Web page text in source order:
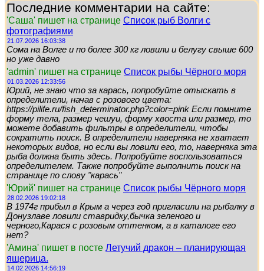
Последние комментарии на сайте:
'Саша' пишет на странице Список рыб Волги с
фотографиями
21.07.2026 16:03:38
Сома на Волге и по более 300 кг ловили и белугу свыше 600
но уже давно
'admin' пишет на странице Список рыбы Чёрного моря
01.03.2026 12:33:56
Юрий, не знаю что за карась, попробуйте отыскать в
определители, начав с розового цвета:
https://pilife.ru/fish_determinator.php?color=pink Если помните
форму тела, размер чешуи, форму хвоста или размер, то
можете добавить фильтры в определители, чтобы
сократить поиск. В определители наверняка не хватает
некоторых видов, но если вы ловили его, то, наверняка эта
рыба должна быть здесь. Попробуйте воспользоваться
определителем. Также попробуйте выполнить поиск на
странице по слову "карась"
'Юрий' пишет на странице Список рыбы Чёрного моря
28.02.2026 19:02:18
В 1974г прибыл в Крым а через год пригласили на рыбалку в
Донузлаве ловили ставридку,бычка зеленого и
черного,Карася с розовым оттенком, а в каталоге его
нет?
'Амина' пишет в посте Летучий дракон – планирующая
ящерица.
14.02.2026 14:56:19